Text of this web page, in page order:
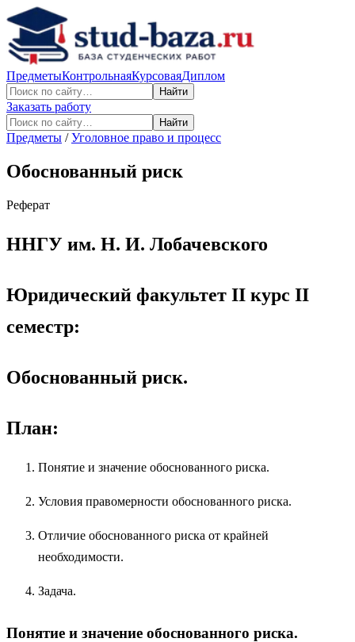
ПредметыКонтрольнаяКурсоваяДиплом
Найти
Заказать работу
Найти
Предметы /Уголовное право и процесс
Обоснованный риск
Реферат
ННГУ им. Н. И. Лобачевского
Юридический факультет II курс II
семестр:
Обоснованный риск.
План:
Понятие и значение обоснованного риска.
Условия правомерности обоснованного риска.
Отличие обоснованного риска от крайней
необходимости.
Задача.
Понятие и значение обоснованного риска.